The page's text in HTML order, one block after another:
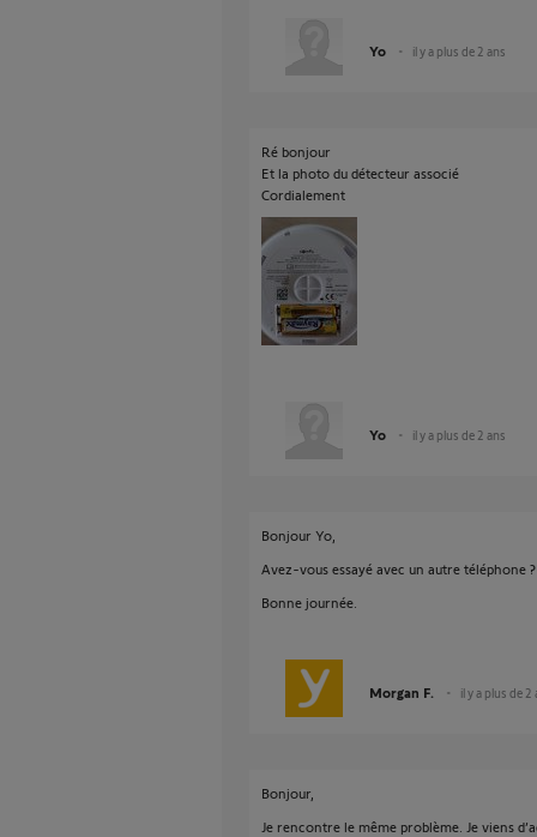
Yo il y a plus de 2 ans
Ré bonjour
Et la photo du détecteur associé
Cordialement
Yo il y a plus de 2 ans
Bonjour Yo,
Avez-vous essayé avec un autre téléphone ?
Bonne journée.
Morgan F. il y a plus de 2
Bonjour,
Je rencontre le même problème. Je viens